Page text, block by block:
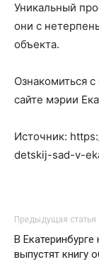
Уникальный
они с
объекта.
Ознакомиться
сайте мэрии
Источник:
detskij-sad-v-
Предыдущая статья
В Екатеринбурге
выпустят книгу